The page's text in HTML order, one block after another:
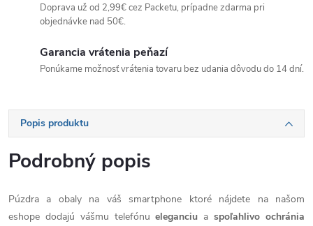
Doprava už od 2,99€ cez Packetu, prípadne zdarma pri
objednávke nad 50€.
Garancia vrátenia peňazí
Ponúkame možnosť vrátenia tovaru bez udania dôvodu do 14 dní.
Popis produktu
Podrobný popis
Púzdra a obaly na váš smartphone ktoré nájdete na našom
eshope dodajú vášmu telefónueleganciu aspoľahlivo ochránia